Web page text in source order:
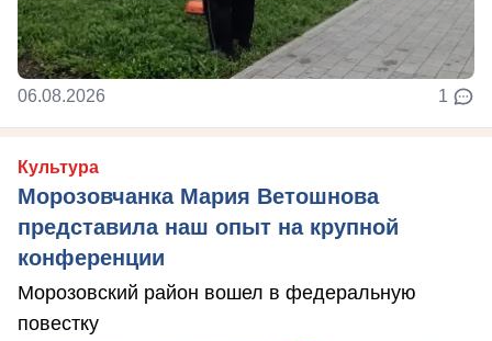
06.08.2026 1
Культура
Морозовчанка Мария Ветошнова
представила наш опыт на крупной
конференции
Морозовский район вошел в федеральную
повестку